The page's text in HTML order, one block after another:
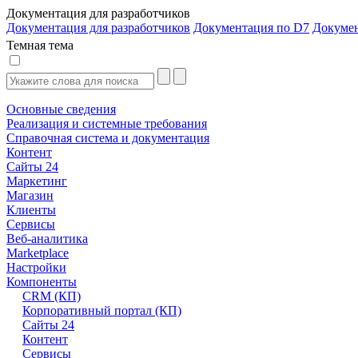
Документация для разработчиков
Документация для разработчиков Документация по D7
Темная тема
Основные сведения
Реализация и системные требования
Справочная система и документация
Контент
Сайты 24
Маркетинг
Магазин
Клиенты
Сервисы
Веб-аналитика
Marketplace
Настройки
Компоненты
CRM (КП)
Корпоративный портал (КП)
Сайты 24
Контент
Сервисы